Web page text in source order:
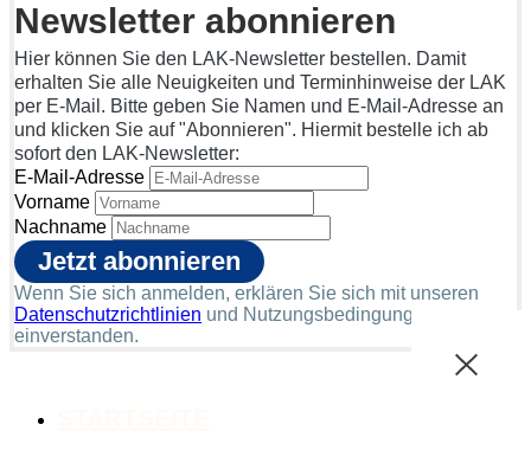
Newsletter abonnieren
Hier können Sie den LAK-Newsletter bestellen. Damit
erhalten Sie alle Neuigkeiten und Terminhinweise der LAK
per E-Mail. Bitte geben Sie Namen und E-Mail-Adresse an
und klicken Sie auf "Abonnieren". Hiermit bestelle ich ab
sofort den LAK-Newsletter:
E-Mail-Adresse
Vorname
Nachname
Wenn Sie sich anmelden, erklären Sie sich mit unseren
Datenschutzrichtlinien und Nutzungsbedingungen
einverstanden.